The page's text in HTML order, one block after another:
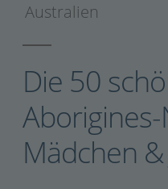
Australien
Die 50
Mädchen